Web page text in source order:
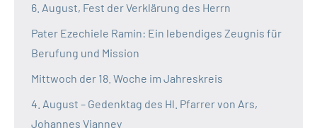
6. August, Fest der Verklärung des Herrn
Pater Ezechiele Ramin: Ein lebendiges Zeugnis für
Berufung und Mission
Mittwoch der 18. Woche im Jahreskreis
4. August – Gedenktag des Hl. Pfarrer von Ars,
Johannes Vianney